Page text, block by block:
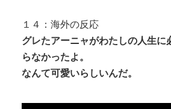
１４：海外の反応
グレたアーニャがわたしの人生に
らなかったよ。
なんて可愛いらしいんだ。